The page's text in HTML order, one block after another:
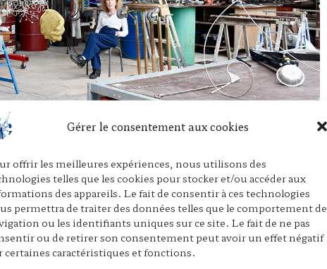
Gérer le consentement aux cookies
offrir les meilleures expériences, nous utilisons des
telles que les cookies pour stocker et/ou accéder aux
des appareils. Le fait de consentir à ces technologies
permettra de traiter des données telles que le comportement de
ou les identifiants uniques sur ce site. Le fait de ne pas
ou de retirer son consentement peut avoir un effet négatif
certaines caractéristiques et fonctions.
©Marc Delacroix
P
r
i
E
m
a
P
a
r